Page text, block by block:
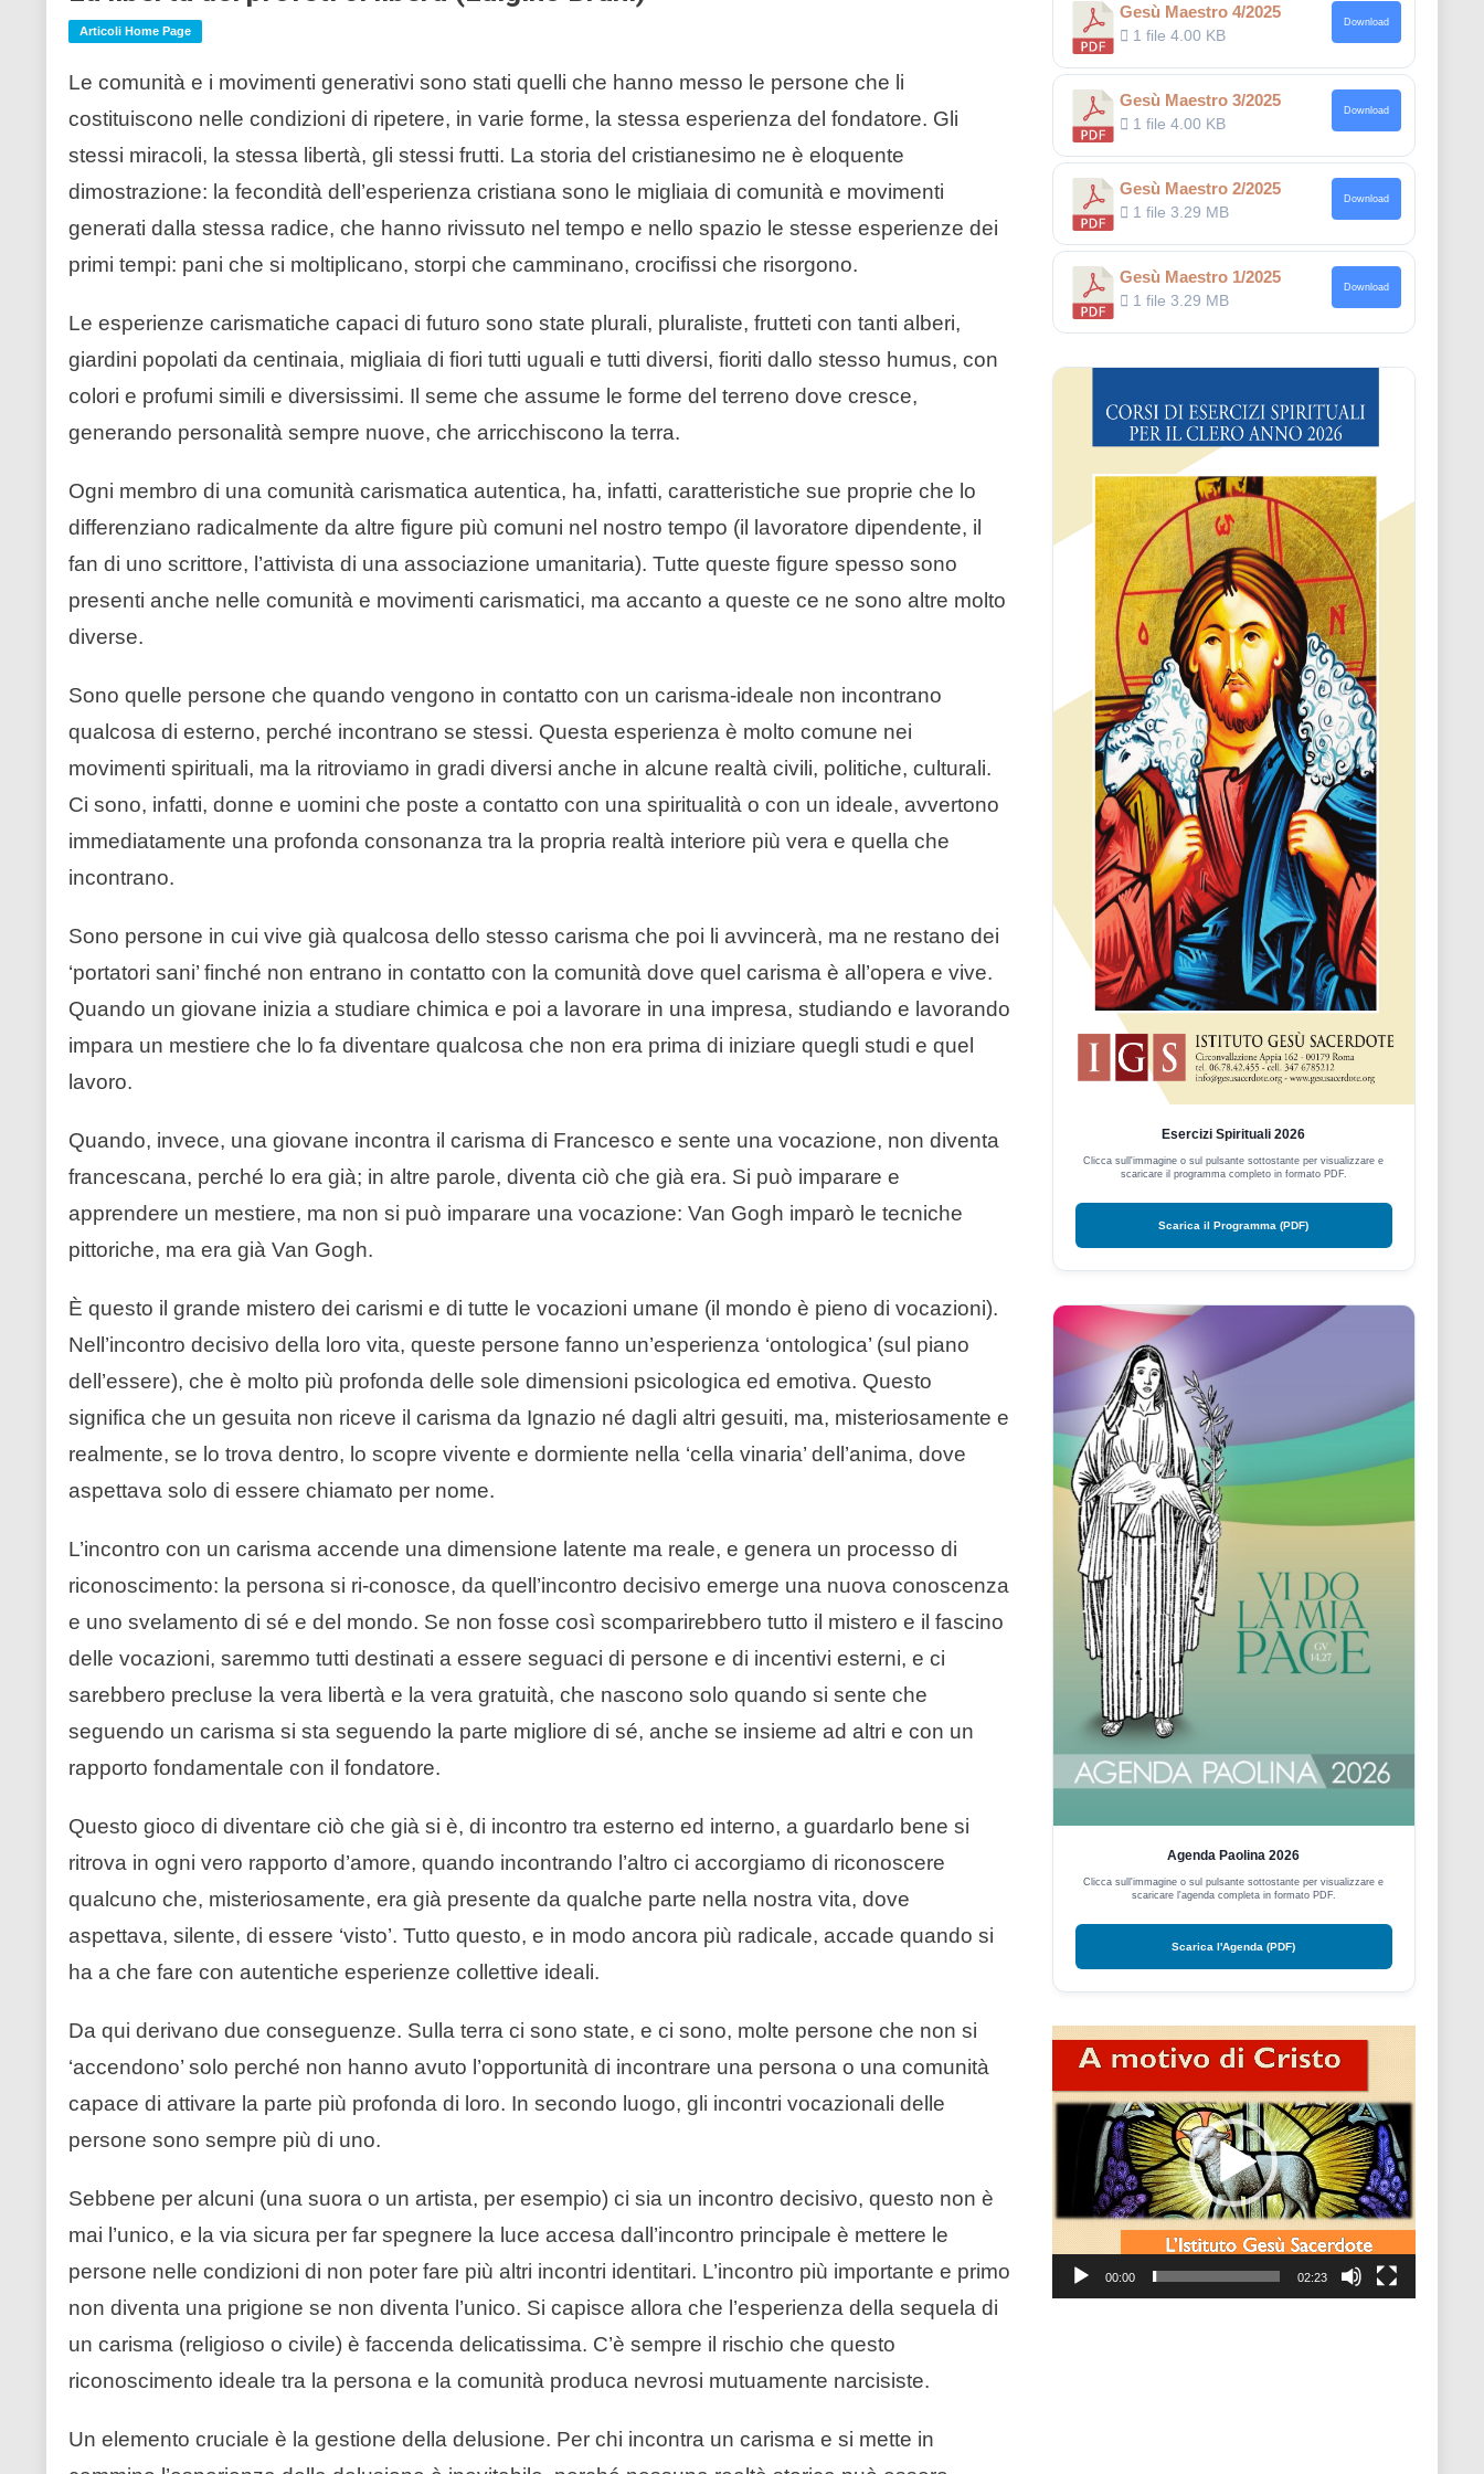
Articoli Home Page
Le comunità e i movimenti generativi sono stati quelli che hanno messo le persone che li
costituiscono nelle condizioni di ripetere, in varie forme, la stessa esperienza del fondatore. Gli
stessi miracoli, la stessa libertà, gli stessi frutti. La storia del cristianesimo ne è eloquente
dimostrazione: la fecondità dell’esperienza cristiana sono le migliaia di comunità e movimenti
generati dalla stessa radice, che hanno rivissuto nel tempo e nello spazio le stesse esperienze dei
primi tempi: pani che si moltiplicano, storpi che camminano, crocifissi che risorgono.
Le esperienze carismatiche capaci di futuro sono state plurali, pluraliste, frutteti con tanti alberi,
giardini popolati da centinaia, migliaia di fiori tutti uguali e tutti diversi, fioriti dallo stesso humus, con
colori e profumi simili e diversissimi. Il seme che assume le forme del terreno dove cresce,
generando personalità sempre nuove, che arricchiscono la terra.
Ogni membro di una comunità carismatica autentica, ha, infatti, caratteristiche sue proprie che lo
differenziano radicalmente da altre figure più comuni nel nostro tempo (il lavoratore dipendente, il
fan di uno scrittore, l’attivista di una associazione umanitaria). Tutte queste figure spesso sono
presenti anche nelle comunità e movimenti carismatici, ma accanto a queste ce ne sono altre molto
diverse.
Sono quelle persone che quando vengono in contatto con un carisma-ideale non incontrano
qualcosa di esterno, perché incontrano se stessi. Questa esperienza è molto comune nei
movimenti spirituali, ma la ritroviamo in gradi diversi anche in alcune realtà civili, politiche, culturali.
Ci sono, infatti, donne e uomini che poste a contatto con una spiritualità o con un ideale, avvertono
immediatamente una profonda consonanza tra la propria realtà interiore più vera e quella che
incontrano.
Sono persone in cui vive già qualcosa dello stesso carisma che poi li avvincerà, ma ne restano dei
‘portatori sani’ finché non entrano in contatto con la comunità dove quel carisma è all’opera e vive.
Quando un giovane inizia a studiare chimica e poi a lavorare in una impresa, studiando e lavorando
impara un mestiere che lo fa diventare qualcosa che non era prima di iniziare quegli studi e quel
lavoro.
Quando, invece, una giovane incontra il carisma di Francesco e sente una vocazione, non diventa
francescana, perché lo era già; in altre parole, diventa ciò che già era. Si può imparare e
apprendere un mestiere, ma non si può imparare una vocazione: Van Gogh imparò le tecniche
pittoriche, ma era già Van Gogh.
È questo il grande mistero dei carismi e di tutte le vocazioni umane (il mondo è pieno di vocazioni).
Nell’incontro decisivo della loro vita, queste persone fanno un’esperienza ‘ontologica’ (sul piano
dell’essere), che è molto più profonda delle sole dimensioni psicologica ed emotiva. Questo
significa che un gesuita non riceve il carisma da Ignazio né dagli altri gesuiti, ma, misteriosamente e
realmente, se lo trova dentro, lo scopre vivente e dormiente nella ‘cella vinaria’ dell’anima, dove
aspettava solo di essere chiamato per nome.
L’incontro con un carisma accende una dimensione latente ma reale, e genera un processo di
riconoscimento: la persona si ri-conosce, da quell’incontro decisivo emerge una nuova conoscenza
e uno svelamento di sé e del mondo. Se non fosse così scomparirebbero tutto il mistero e il fascino
delle vocazioni, saremmo tutti destinati a essere seguaci di persone e di incentivi esterni, e ci
sarebbero precluse la vera libertà e la vera gratuità, che nascono solo quando si sente che
seguendo un carisma si sta seguendo la parte migliore di sé, anche se insieme ad altri e con un
rapporto fondamentale con il fondatore.
Questo gioco di diventare ciò che già si è, di incontro tra esterno ed interno, a guardarlo bene si
ritrova in ogni vero rapporto d’amore, quando incontrando l’altro ci accorgiamo di riconoscere
qualcuno che, misteriosamente, era già presente da qualche parte nella nostra vita, dove
aspettava, silente, di essere ‘visto’. Tutto questo, e in modo ancora più radicale, accade quando si
ha a che fare con autentiche esperienze collettive ideali.
Da qui derivano due conseguenze. Sulla terra ci sono state, e ci sono, molte persone che non si
‘accendono’ solo perché non hanno avuto l’opportunità di incontrare una persona o una comunità
capace di attivare la parte più profonda di loro. In secondo luogo, gli incontri vocazionali delle
persone sono sempre più di uno.
Sebbene per alcuni (una suora o un artista, per esempio) ci sia un incontro decisivo, questo non è
mai l’unico, e la via sicura per far spegnere la luce accesa dall’incontro principale è mettere le
persone nelle condizioni di non poter fare più altri incontri identitari. L’incontro più importante e primo
non diventa una prigione se non diventa l’unico. Si capisce allora che l’esperienza della sequela di
un carisma (religioso o civile) è faccenda delicatissima. C’è sempre il rischio che questo
riconoscimento ideale tra la persona e la comunità produca nevrosi mutuamente narcisiste.
Un elemento cruciale è la gestione della delusione. Per chi incontra un carisma e si mette in
Gesù Maestro 4/2025
1 file4.00 KB
Download
Gesù Maestro 3/2025
1 file4.00 KB
Download
Gesù Maestro 2/2025
1 file3.29 MB
Download
Gesù Maestro 1/2025
1 file3.29 MB
Download
Esercizi Spirituali 2026
Clicca sull'immagine o sul pulsante sottostante per visualizzare e
scaricare il programma completo in formato PDF.
Scarica il Programma (PDF)
Agenda Paolina 2026
Clicca sull'immagine o sul pulsante sottostante per visualizzare e
scaricare l'agenda completa in formato PDF.
Scarica l'Agenda (PDF)
Video
Player
00:00 02:23